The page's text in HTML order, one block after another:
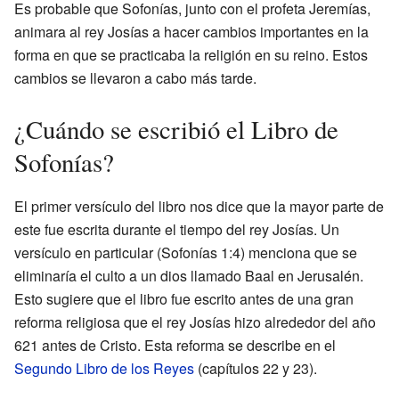
Es probable que Sofonías, junto con el profeta Jeremías,
animara al rey Josías a hacer cambios importantes en la
forma en que se practicaba la religión en su reino. Estos
cambios se llevaron a cabo más tarde.
¿Cuándo se escribió el Libro de
Sofonías?
El primer versículo del libro nos dice que la mayor parte de
este fue escrita durante el tiempo del rey Josías. Un
versículo en particular (Sofonías 1:4) menciona que se
eliminaría el culto a un dios llamado Baal en Jerusalén.
Esto sugiere que el libro fue escrito antes de una gran
reforma religiosa que el rey Josías hizo alrededor del año
621 antes de Cristo. Esta reforma se describe en el
Segundo Libro de los Reyes (capítulos 22 y 23).